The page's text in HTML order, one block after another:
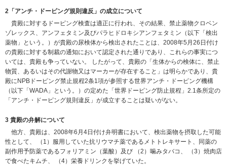
2「アンチ・ドーピング規則違反」の成立について
貴殿に対するドーピング検査は適正に行われ、その結果、禁止薬物クロベン
ゾレックス、アンフェタミン及びパラヒドロキシアンフェタミン（以下「検出
薬物」という。）が貴殿の尿検体から検出されたことは、2008年5月26日付け
の貴殿に対する制裁の通知において認定された通りであり、これらの事実につ
いては、貴殿も争っていない。 したがって、貴殿の「生体からの検体に、禁止
物質、あるいはその代謝物又はマーカーが存在すること」は明らかであり、貴
殿にNPBドーピング禁止規程2条1項が参照する世界アンチ・ドーピング機構
（以下「WADA」という。）の定めた「世界ドーピング防止規程」2.1条所定の
「アンチ・ドーピング規則違反」が成立することは疑いがない。
3 貴殿の弁解について
他方、貴殿は、2008年6月4日付け弁明書において、検出薬物を摂取した可能
性として、 （1）服用していた抗リウマチ薬であるメトトレキサート、同薬の
副作用予防薬であるフォリアミン（葉酸）及び （2）噛みタバコ、 （3）焼肉店
で食べたキムチ、 （4）栄養ドリンクを挙げていた。